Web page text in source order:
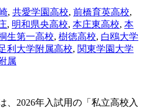
, 共愛学園高校, 前橋育英高校,
, 明和県央高校, 本庄東高校, 本
生第一高校, 樹徳高校, 白鴎大学
利大学附属高校, 関東学園大学
属
、2026年入試用の「私立高校入